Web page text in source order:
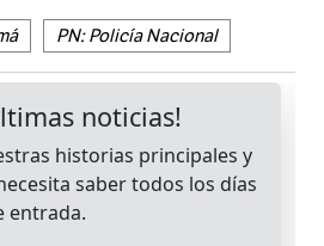
PN: Policía Nacional